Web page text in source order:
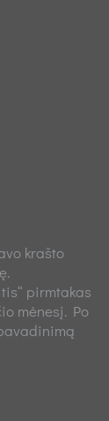
krašto
pirmtakas
mėnesį. Po